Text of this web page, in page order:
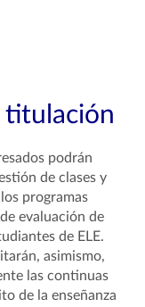
titulación
podrán
de clases y
programas
evaluación de
de ELE.
asimismo,
las continuas
de la enseñanza